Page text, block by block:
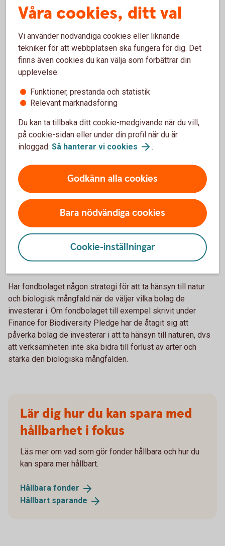
webbplatser. Du kan till exempel titta efter följande:
Följer fondbolaget Parisavtalet?
Parisavtalet slöts 2015 där världens länder kom överens
om att gemensamt bekämpa klimatkrisen. Avtalet syftar
överstiga 1,5 grader. Många fondbolag har satt kortsiktiga
och långsiktiga mål om att deras samlade fondkapital ska
vara i linje med Parisavtalet.
Har fondbolaget signerat UNPRI för
ansvarsfulla investeringar?
Fondbolag som signerat FN:s principer för ansvarsfulla
investeringar (UNPRI) ska jobba för att påverka bolagen
man investerar i att ta mer ansvar inom miljöfrågor såväl
som sociala frågor, vilket följs upp av bolagsstyrelserna.
Jobbar fondbolaget med natur och
biologisk mångfald?
Har fondbolaget någon strategi för att ta hänsyn till natur
och biologisk mångfald när de väljer vilka bolag de
investerar i. Om fondbolaget till exempel skrivit under
Finance for Biodiversity Pledge har de åtagit sig att
påverka bolag de investerar i att ta hänsyn till naturen, dvs
att verksamheten inte ska bidra till förlust av arter och
stärka den biologiska mångfalden.
Lär dig hur du kan spara med
hållbarhet i fokus
Läs mer om vad som gör fonder hållbara och hur du
kan spara mer hållbart.
Hållbara fonder
Hållbart sparande
Våra cookies, ditt val
Vi använder nödvändiga cookies eller liknande
tekniker för att webbplatsen ska fungera för dig. Det
finns även cookies du kan välja som förbättrar din
upplevelse:
Funktioner, prestanda och statistik
Relevant marknadsföring
Du kan ta tillbaka ditt cookie-medgivande när du vill,
på cookie-sidan eller under din profil när du är
inloggad. Så hanterar vi cookies .
Godkänn alla cookies
Bara nödvändiga cookies
Cookie-inställningar